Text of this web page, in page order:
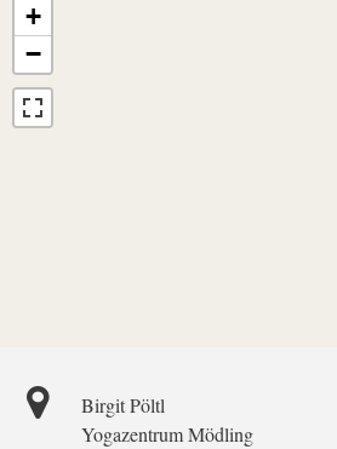
+
−
Birgit Pöltl
Yogazentrum Mödling